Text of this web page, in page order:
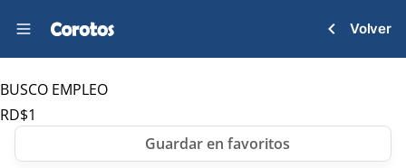
Volver
BUSCO EMPLEO
RD$1